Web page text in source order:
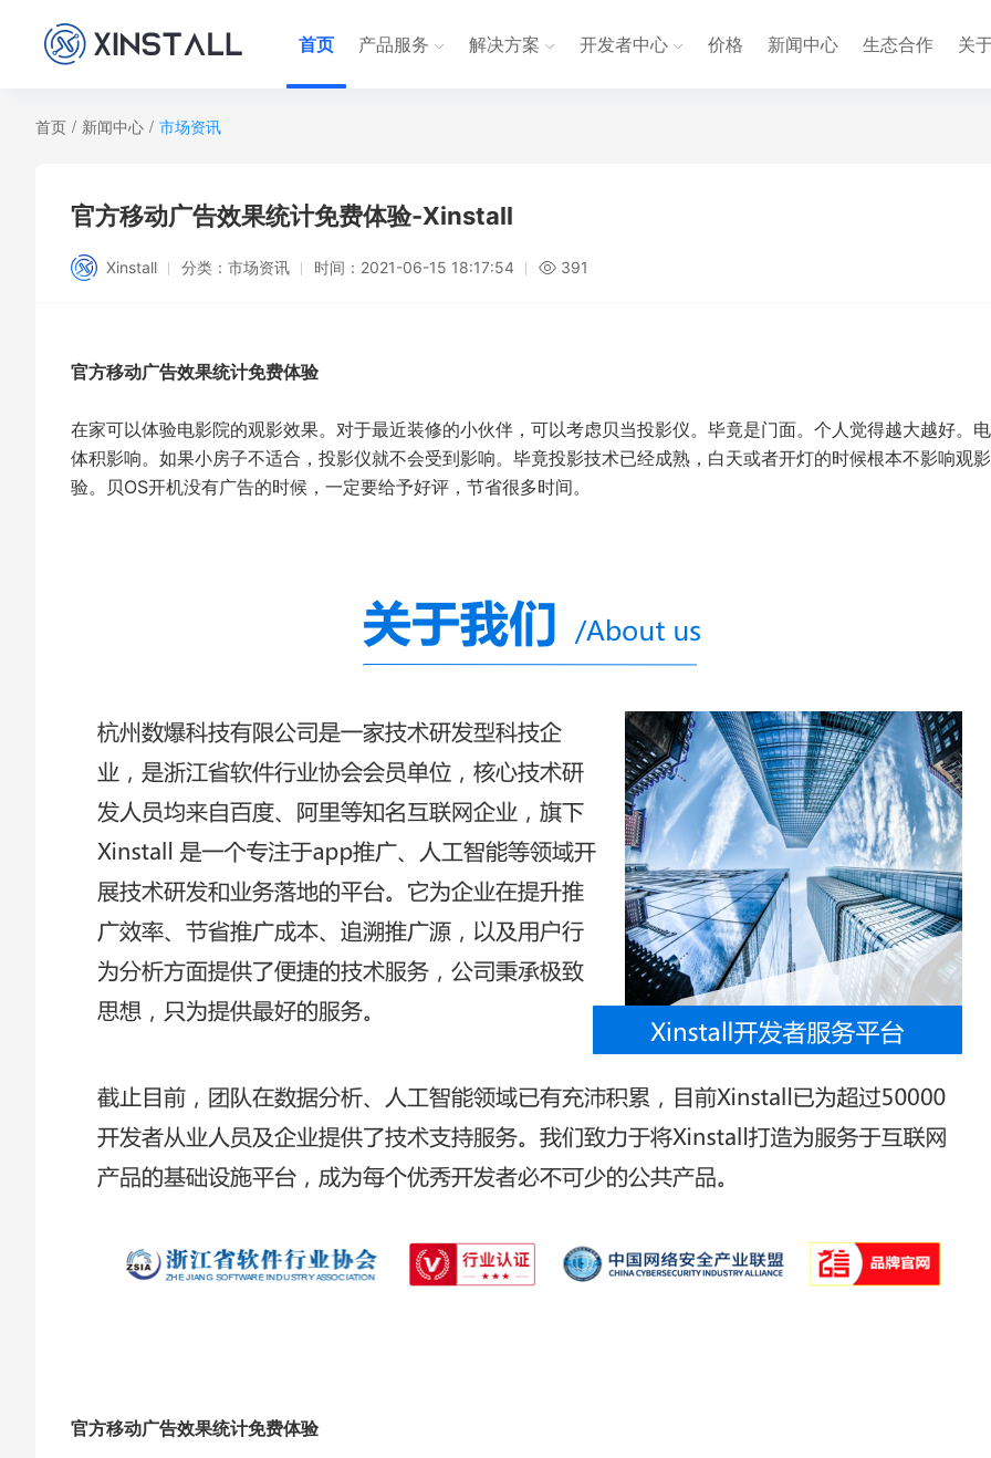
首页 产品服务 解决方案 开发者中心 价格 新闻中心 生态合作 关
首页 / 新闻中心 / 市场资讯
官方移动广告效果统计免费体验-Xinstall
Xinstall 分类： 市场资讯 时间： 2021-06-15 18:17:54 391
官方移动广告效果统计免费体验
在家可以体验电影院的观影效果。对于最近装修的小伙伴，可以考虑贝当投影仪。毕竟是门面。个人觉得越大越好。
体积影响。如果小房子不适合，投影仪就不会受到影响。毕竟投影技术已经成熟，白天或者开灯的时候根本不影响观
验。贝OS开机没有广告的时候，一定要给予好评，节省很多时间。
官方移动广告效果统计免费体验